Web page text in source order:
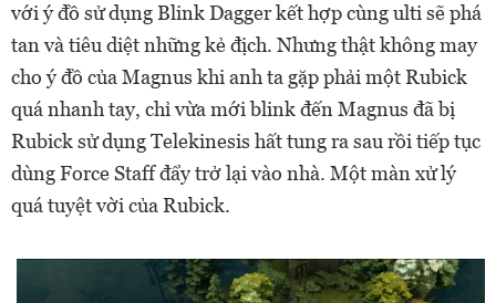
với ý đồ sử dụng Blink Dagger kết hợp cùng ulti sẽ phá
tan và tiêu diệt những kẻ địch. Nhưng thật không may
cho ý đồ của Magnus khi anh ta gặp phải một Rubick
quá nhanh tay, chỉ vừa mới blink đến Magnus đã bị
Rubick sử dụng Telekinesis hất tung ra sau rồi tiếp tục
dùng Force Staff đẩy trở lại vào nhà. Một màn xử lý
quá tuyệt vời của Rubick.